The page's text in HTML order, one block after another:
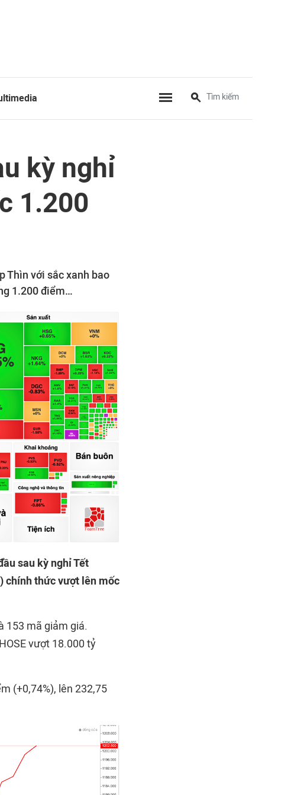
kỳ nghỉ
1.200
Thìn với sắc xanh bao
1.200 điểm…
sau kỳ nghỉ Tết
chính thức vượt lên mốc
153 mã giảm giá.
vượt 18.000 tỷ
(+0,74%), lên 232,75